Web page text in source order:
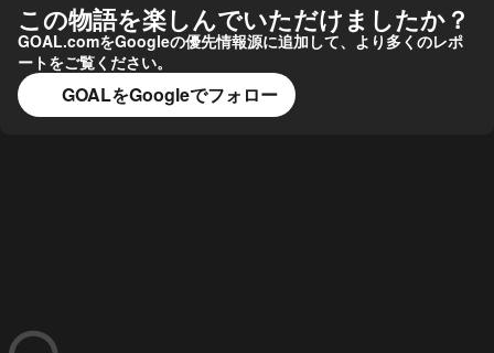
この物語を楽しんでいただけましたか？
GOAL.comをGoogleの優先情報源に追加して、より多くのレポ
ートをご覧ください。
GOALをGoogleでフォロー